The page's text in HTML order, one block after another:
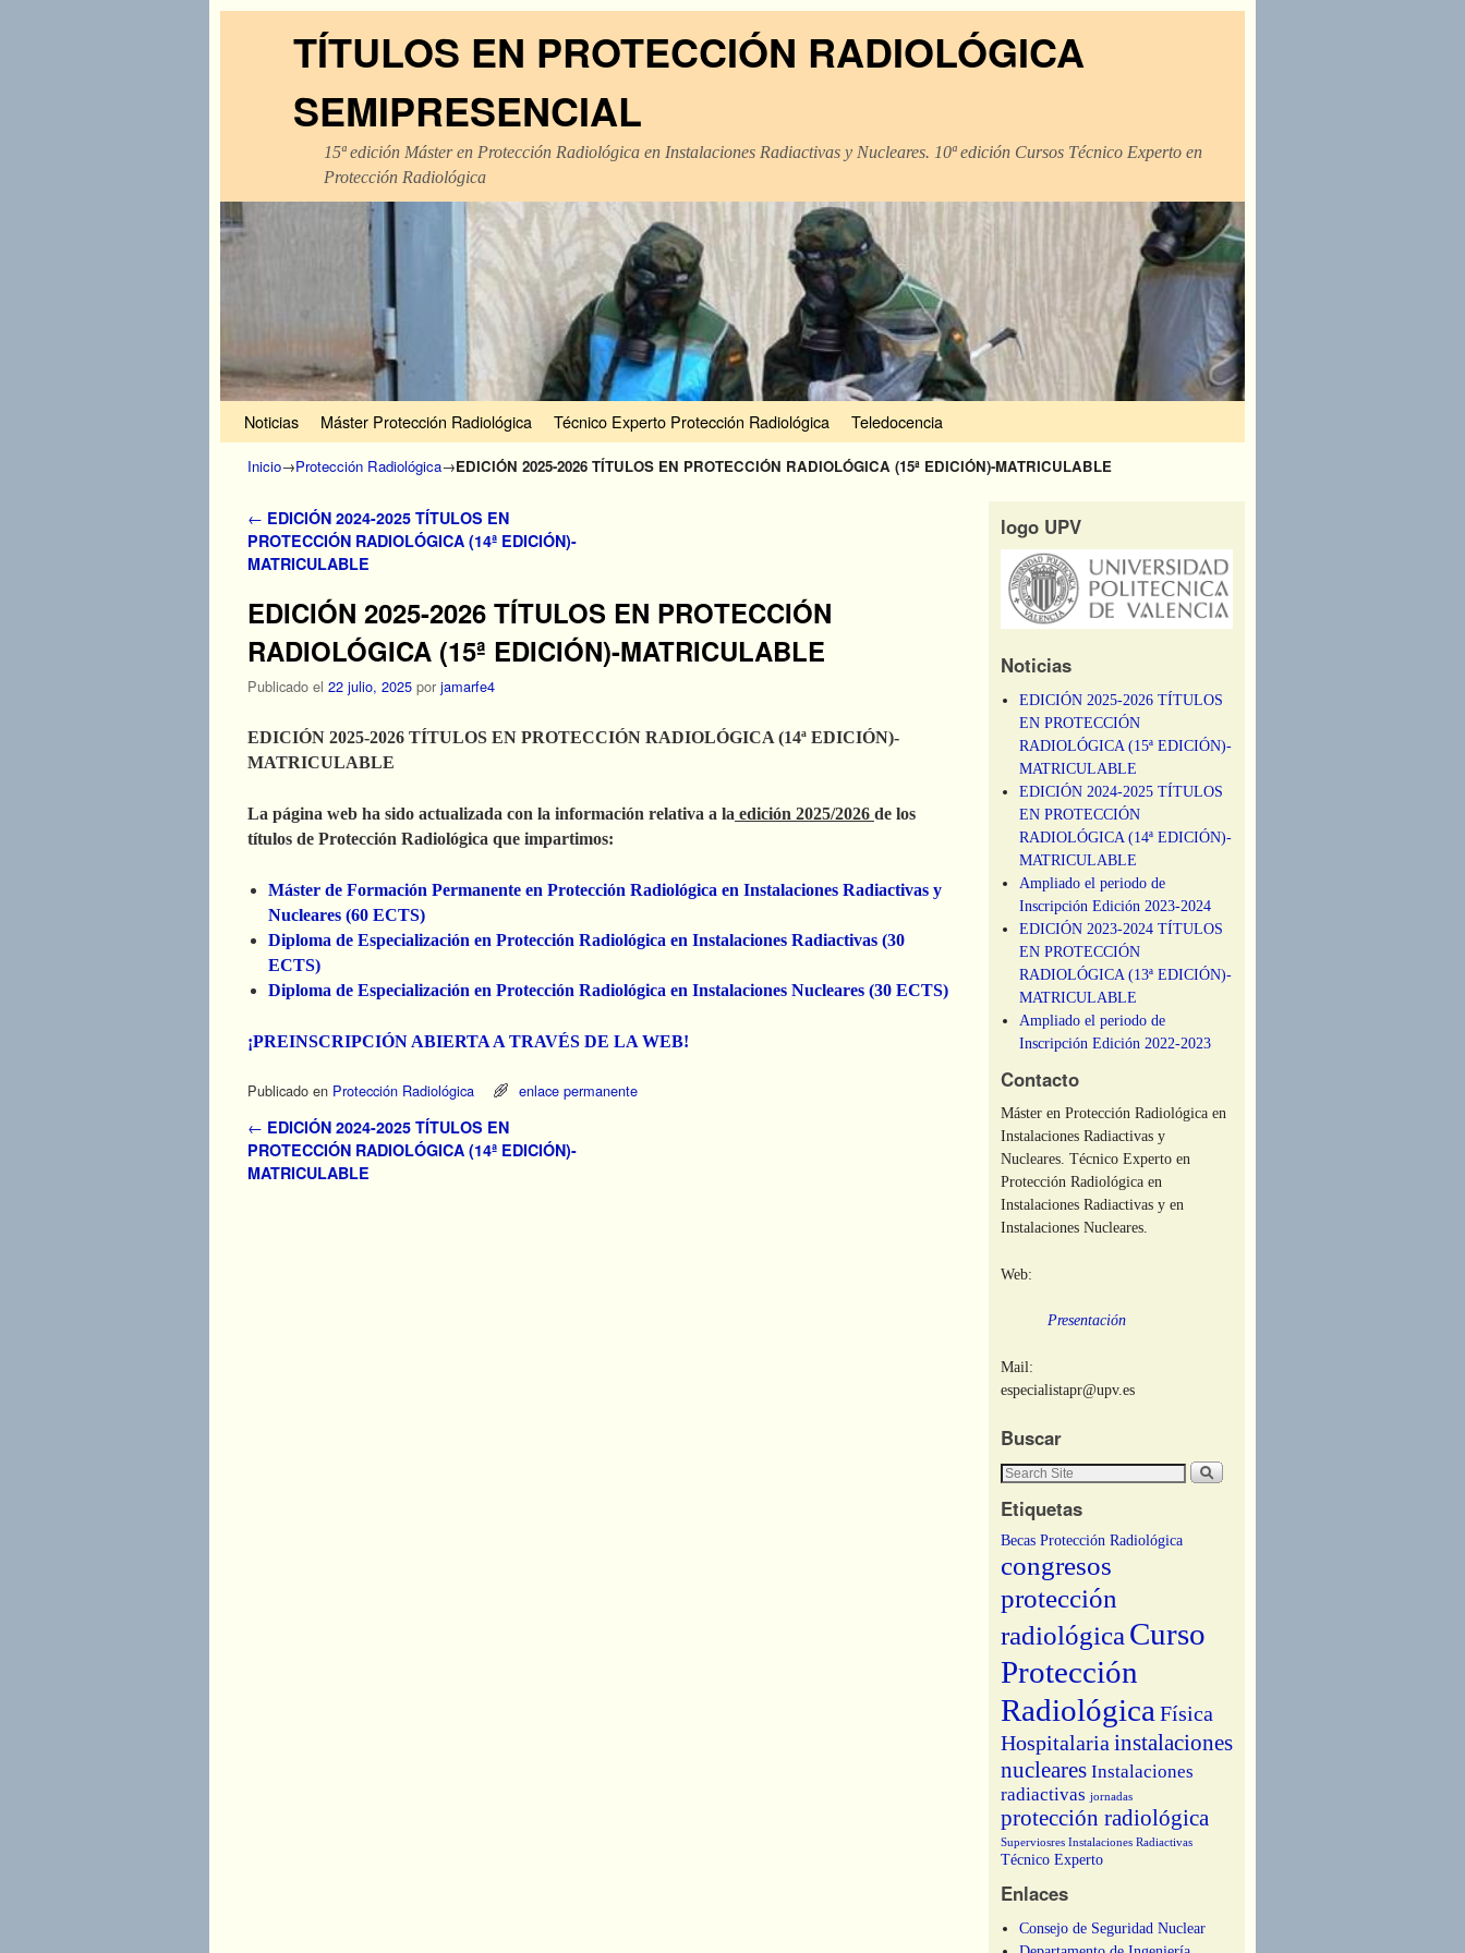
TÍTULOS EN PROTECCIÓN RADIOLÓGICA
SEMIPRESENCIAL
15ª edición Máster en Protección Radiológica en Instalaciones Radiactivas y Nucleares. 10ª edición Cursos Técnico Experto en
Protección Radiológica
Noticias Máster Protección Radiológica Técnico Experto Protección Radiológica Teledocencia
Inicio→Protección Radiológica→EDICIÓN 2025-2026 TÍTULOS EN PROTECCIÓN RADIOLÓGICA (15ª EDICIÓN)-MATRICULABLE
Navegador de artículos
← EDICIÓN 2024-2025 TÍTULOS EN
PROTECCIÓN RADIOLÓGICA (14ª EDICIÓN)-
MATRICULABLE
EDICIÓN 2025-2026 TÍTULOS EN PROTECCIÓN
RADIOLÓGICA (15ª EDICIÓN)-MATRICULABLE
Publicado el 22 julio, 2025 por jamarfe4
EDICIÓN 2025-2026 TÍTULOS EN PROTECCIÓN RADIOLÓGICA (14ª EDICIÓN)-
MATRICULABLE
La página web ha sido actualizada con la información relativa a la edición 2025/2026 de los
títulos de Protección Radiológica que impartimos:
Máster de Formación Permanente en Protección Radiológica en Instalaciones Radiactivas y
Nucleares (60 ECTS)
Diploma de Especialización en Protección Radiológica en Instalaciones Radiactivas (30
ECTS)
Diploma de Especialización en Protección Radiológica en Instalaciones Nucleares (30 ECTS)
¡PREINSCRIPCIÓN ABIERTA A TRAVÉS DE LA WEB!
Publicado en Protección Radiológica enlace permanente
Navegador de artículos
← EDICIÓN 2024-2025 TÍTULOS EN
PROTECCIÓN RADIOLÓGICA (14ª EDICIÓN)-
MATRICULABLE
logo UPV
Noticias
EDICIÓN 2025-2026 TÍTULOS
EN PROTECCIÓN
RADIOLÓGICA (15ª EDICIÓN)-
MATRICULABLE
EDICIÓN 2024-2025 TÍTULOS
EN PROTECCIÓN
RADIOLÓGICA (14ª EDICIÓN)-
MATRICULABLE
Ampliado el periodo de
Inscripción Edición 2023-2024
EDICIÓN 2023-2024 TÍTULOS
EN PROTECCIÓN
RADIOLÓGICA (13ª EDICIÓN)-
MATRICULABLE
Ampliado el periodo de
Inscripción Edición 2022-2023
Contacto
Máster en Protección Radiológica en
Instalaciones Radiactivas y
Nucleares. Técnico Experto en
Protección Radiológica en
Instalaciones Radiactivas y en
Instalaciones Nucleares.
Web:
Presentación
Mail:
especialistapr@upv.es
Buscar
Etiquetas
Becas Protección Radiológica
congresos
protección
radiológica Curso
Protección
Radiológica Física
Hospitalaria instalaciones
nucleares Instalaciones
radiactivas jornadas
protección radiológica
Superviosres Instalaciones Radiactivas
Técnico Experto
Enlaces
Consejo de Seguridad Nuclear